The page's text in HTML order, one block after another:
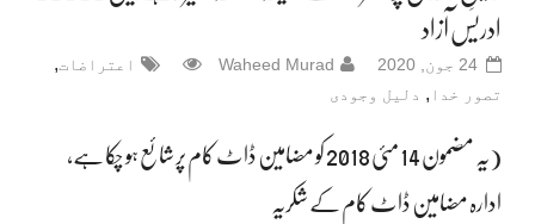
ادریس آزاد
24 جون, 2020 Waheed Murad اعتراضات,
تصور خدا , دلیل وجودی
(یہ مضمون 14 مئی 2018 کو مضامین ڈاٹ کام پر شائع ہو چکا ہے،
ادارہ مضامین ڈاٹ کام کے شکریہ